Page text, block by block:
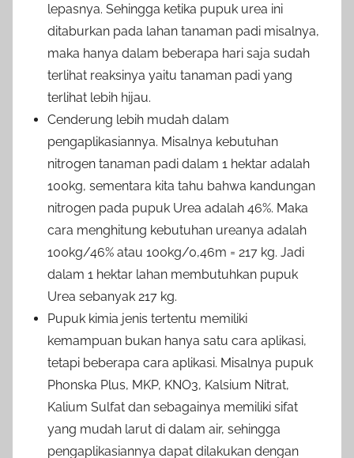
lepasnya. Sehingga ketika pupuk urea ini
ditaburkan pada lahan tanaman padi misalnya,
maka hanya dalam beberapa hari saja sudah
terlihat reaksinya yaitu tanaman padi yang
terlihat lebih hijau.
Cenderung lebih mudah dalam
pengaplikasiannya. Misalnya kebutuhan
nitrogen tanaman padi dalam 1 hektar adalah
100kg, sementara kita tahu bahwa kandungan
nitrogen pada pupuk Urea adalah 46%. Maka
cara menghitung kebutuhan ureanya adalah
100kg/46% atau 100kg/0,46m = 217 kg. Jadi
dalam 1 hektar lahan membutuhkan pupuk
Urea sebanyak 217 kg.
Pupuk kimia jenis tertentu memiliki
kemampuan bukan hanya satu cara aplikasi,
tetapi beberapa cara aplikasi. Misalnya pupuk
Phonska Plus, MKP, KNO3, Kalsium Nitrat,
Kalium Sulfat dan sebagainya memiliki sifat
yang mudah larut di dalam air, sehingga
pengaplikasiannya dapat dilakukan dengan